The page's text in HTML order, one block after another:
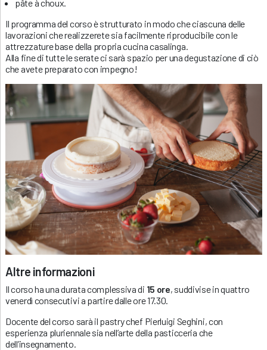
pâte à choux.
Il programma del corso è strutturato in modo che ciascuna delle
lavorazioni che realizzerete sia facilmente riproducibile con le
attrezzature base della propria cucina casalinga.
Alla fine di tutte le serate ci sarà spazio per una degustazione di ciò
che avete preparato con impegno!
Altre informazioni
Il corso ha una durata complessiva di 15 ore, suddivise in quattro
venerdì consecutivi a partire dalle ore 17.30.
Docente del corso sarà il pastry chef Pierluigi Seghini, con
esperienza pluriennale sia nell’arte della pasticceria che
dell’insegnamento.